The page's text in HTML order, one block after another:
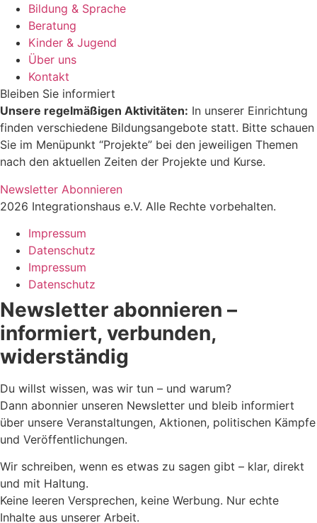
Bildung & Sprache
Beratung
Kinder & Jugend
Über uns
Kontakt
Bleiben Sie informiert
Unsere regelmäßigen Aktivitäten: In unserer Einrichtung
finden verschiedene Bildungsangebote statt. Bitte schauen
Sie im Menüpunkt “Projekte” bei den jeweiligen Themen
nach den aktuellen Zeiten der Projekte und Kurse.
Newsletter Abonnieren
2026 Integrationshaus e.V. Alle Rechte vorbehalten.
Impressum
Datenschutz
Impressum
Datenschutz
Newsletter abonnieren –
informiert, verbunden,
widerständig
Du willst wissen, was wir tun – und warum?
Dann abonnier unseren Newsletter und bleib informiert
über unsere Veranstaltungen, Aktionen, politischen Kämpfe
und Veröffentlichungen.
Wir schreiben, wenn es etwas zu sagen gibt – klar, direkt
und mit Haltung.
Keine leeren Versprechen, keine Werbung. Nur echte
Inhalte aus unserer Arbeit.